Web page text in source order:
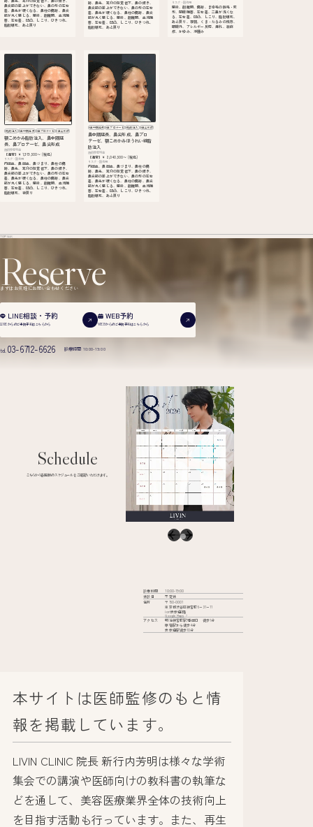
鼻尖部の挙上ができない、鼻の形の左右
差、鼻先が硬くなる、鼻柱の傷跡、鼻尖
部が丸く感じる、感染、創離開、血流障
害、左右差、凹凸、しこり、ひきつれ、
脂肪壊死、あと戻り
跡、鼻先、耳介の知覚低下、鼻の傾き、
鼻尖部の挙上ができない、鼻の形の左右
差、鼻先が硬くなる、鼻柱の傷跡、鼻尖
部が丸く感じる、感染、創離開、血流障
害、左右差、凹凸、しこり、ひきつれ、
脂肪壊死、あと戻り
リスク・副作用
感染、創離開、傷跡、まゆ毛の脱毛・変
形、閉瞼障害、左右差、二重が浅くな
る、左右差、凹凸、しこり、脂肪壊死、
あと戻り、複視、くま・たるみの残存、
眼瞼外、アレルギー反応、痺れ、蒻麻
疹、かゆみ、浮腫み
#脂肪注入 #鼻中隔延長 #鼻プロテーゼ #鼻尖形成
額こめかみ脂肪注入、鼻中隔延
長、鼻プロテーゼ、鼻尖形成
施術参考料金
【通常】￥1,919,500〜 (税込)
リスク・副作用
内出血、鼻出血、鼻づまり、鼻柱の傷
跡、鼻先、耳介の知覚低下、鼻の傾き、
鼻尖部の挙上ができない、鼻の形の左右
差、鼻先が硬くなる、鼻柱の傷跡、鼻尖
部が丸く感じる、感染、創離開、血流障
害、左右差、凹凸、しこり、ひきつれ、
脂肪壊死、後戻り
#鼻中隔延長 #鼻プロテーゼ #脂肪注入 #鼻尖形成
鼻中隔延長、鼻尖形成、鼻プロ
テーゼ、額こめかみほうれい線脂
肪注入
施術参考料金
【通常】￥2,040,500〜 (税込)
リスク・副作用
内出血、鼻出血、鼻づまり、鼻柱の傷
跡、鼻先、耳介の知覚低下、鼻の傾き、
鼻尖部の挙上ができない、鼻の形の左右
差、鼻先が硬くなる、鼻柱の傷跡、鼻尖
部が丸く感じる、感染、創離開、血流障
害、左右差、凹凸、しこり、ひきつれ、
脂肪壊死、あと戻り
TOP 症例
Reserve
まずはお気軽にお問い合わせください
LINE相談・予約
LINEからのご来院予約は こちらから
WEB予約
WEBからのご来院予約はこちらから
tel. 03-6712-6626 診療時間 10:00-19:00
Schedule
こちらから各医師のスケジュールをご確認いただけます。
診療時間
10:00-19:00
休診日
不定休
住所
〒150-0001
東京都渋谷区神宮前6−31−11
iori表参道2階
Google Maps
アクセス
明治神宮前駅7番出口 徒歩1分
原宿駅から徒歩4分
表参道駅徒歩10分
本サイトは医師監修のもと情
報を掲載しています。
LIVIN CLINIC 院長 新行内芳明は様々な学術
集会での講演や医師向けの教科書の執筆な
どを通して、美容医療業界全体の技術向上
を目指す活動も行っています。また、再生